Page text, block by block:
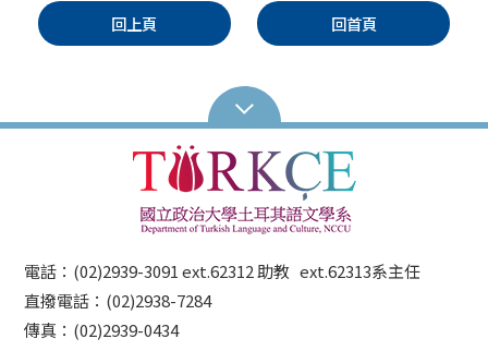
回上頁 回首頁
電話：(02)2939-3091 ext.62312 助教 ext.62313系主任
直撥電話：(02)2938-7284
傳真：(02)2939-0434